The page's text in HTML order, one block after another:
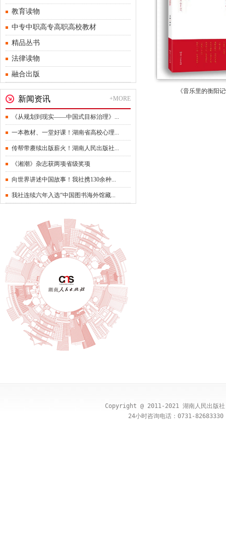
教育读物
中专中职高专高职高校教材
精品丛书
法律读物
融合出版
新闻资讯 +MORE
《从规划到现实——中国式目标治理》...
一本教材、一堂好课！湖南省高校心理...
传帮带赓续出版薪火！湖南人民出版社...
《湘潮》杂志获两项省级奖项
向世界讲述中国故事！我社携130余种...
我社连续六年入选“中国图书海外馆藏...
《音乐里的衡阳
Copyright @ 2011-2021 湖南人民出版
24小时咨询电话：0731-